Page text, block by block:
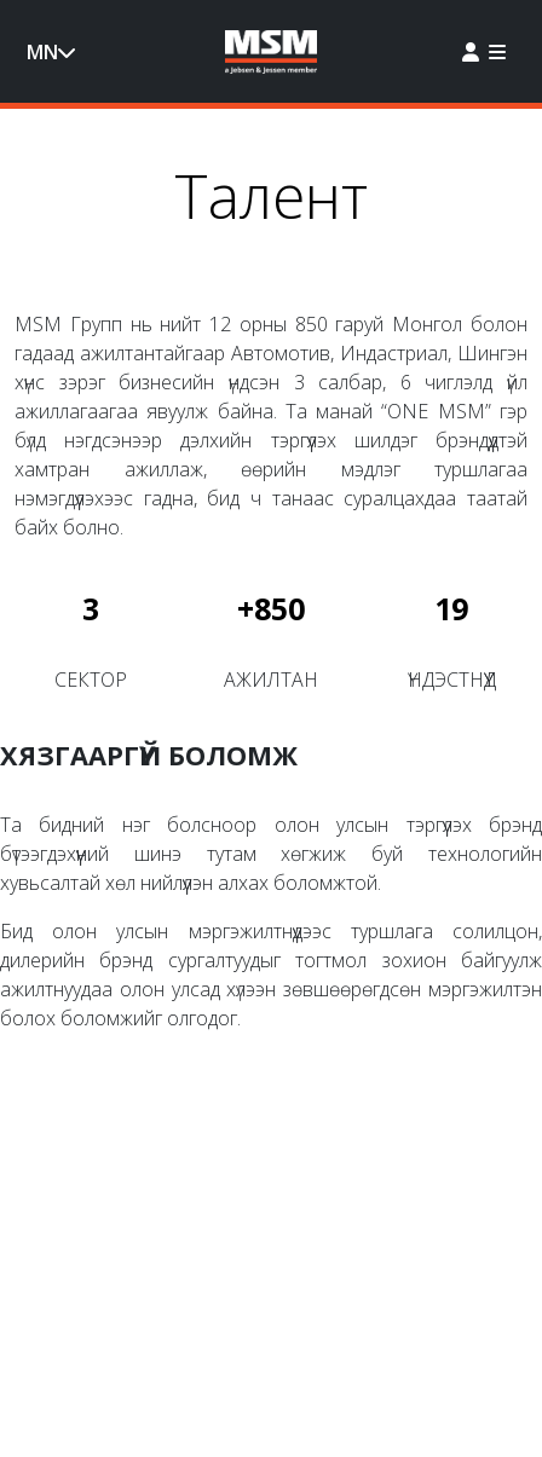
MN
Талент
MSM Групп нь нийт 12 орны 850 гаруй Монгол болон
гадаад ажилтантайгаар Автомотив, Индастриал, Шингэн
хүнс зэрэг бизнесийн үндсэн 3 салбар, 6 чиглэлд үйл
ажиллагаагаа явуулж байна. Та манай “ONE MSM” гэр
бүлд нэгдсэнээр дэлхийн тэргүүлэх шилдэг брэндүүдтэй
хамтран ажиллаж, өөрийн мэдлэг туршлагаа
нэмэгдүүлэхээс гадна, бид ч танаас суралцахдаа таатай
байх болно.
3
СЕКТОР
+850
АЖИЛТАН
19
ҮНДЭСТНҮҮД
ХЯЗГААРГҮЙ БОЛОМЖ
Та бидний нэг болсноор олон улсын тэргүүлэх брэнд
бүтээгдэхүүний шинэ тутам хөгжиж буй технологийн
хувьсалтай хөл нийлүүлэн алхах боломжтой.
Бид олон улсын мэргэжилтнүүдээс туршлага солилцон,
дилерийн брэнд сургалтуудыг тогтмол зохион байгуулж
ажилтнуудаа олон улсад хүлээн зөвшөөрөгдсөн мэргэжилтэн
болох боломжийг олгодог.